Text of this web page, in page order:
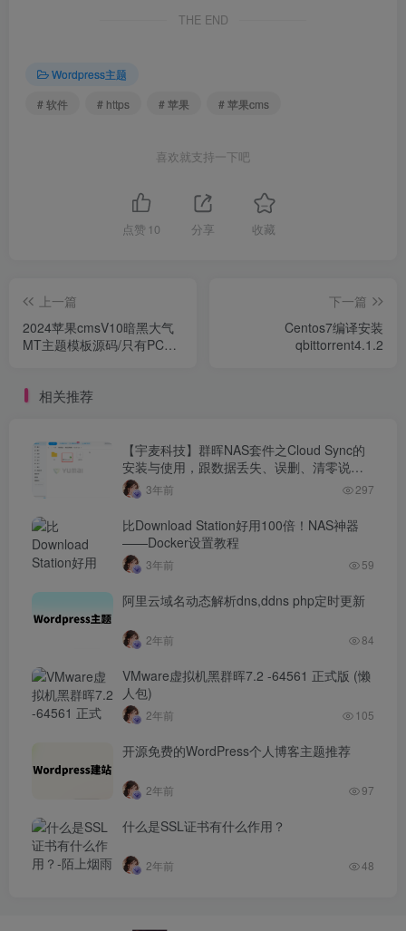
THE END
Wordpress主题
# 软件
# https # 苹果 # 苹果cms
喜欢就支持一下吧
点赞 10 分享 收藏
上一篇
2024苹果cmsV10暗黑大气
MT主题模板源码/只有PC版
下一篇
Centos7编译安装
qbittorrent4.1.2
相关推荐
【宇麦科技】群晖NAS套件之Cloud Sync的
安装与使用，跟数据丢失、误删、清零说拜
拜
3年前 297
比Download Station好用100倍！NAS神器
——Docker设置教程
3年前 59
阿里云域名动态解析dns,ddns php定时更新
2年前 84
VMware虚拟机黑群晖7.2 -64561 正式版 (懒
人包)
2年前 105
开源免费的WordPress个人博客主题推荐
2年前 97
什么是SSL证书有什么作用？
2年前 48